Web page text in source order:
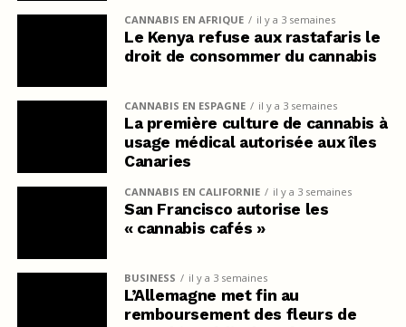
CANNABIS EN AFRIQUE il y a 3 semaines
Le Kenya refuse aux rastafaris le
droit de consommer du cannabis
CANNABIS EN ESPAGNE il y a 3 semaines
La première culture de cannabis à
usage médical autorisée aux îles
Canaries
CANNABIS EN CALIFORNIE il y a 3 semaines
San Francisco autorise les
« cannabis cafés »
BUSINESS il y a 3 semaines
L’Allemagne met fin au
remboursement des fleurs de